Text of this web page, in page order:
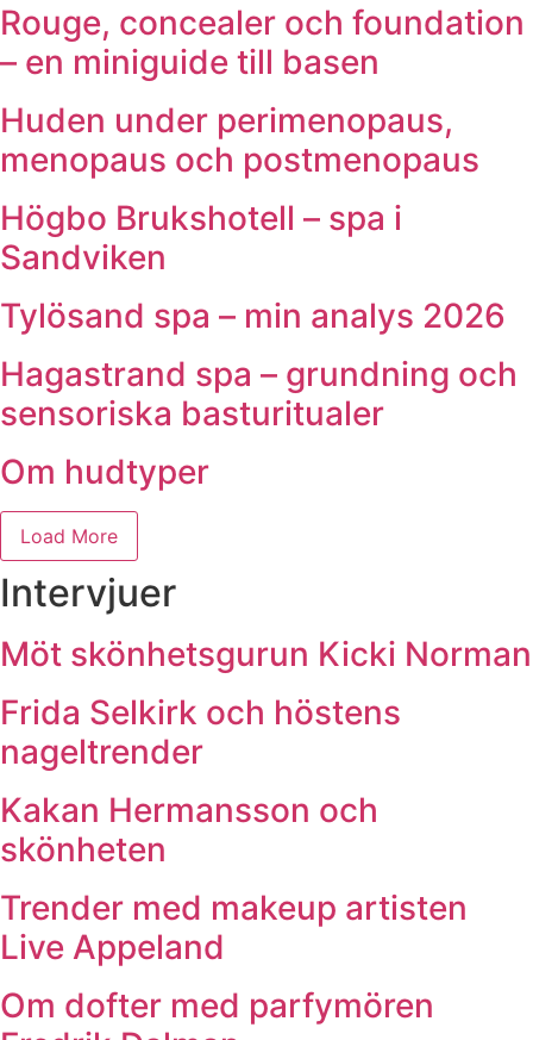
Rouge, concealer och foundation
– en miniguide till basen
Huden under perimenopaus,
menopaus och postmenopaus
Högbo Brukshotell – spa i
Sandviken
Tylösand spa – min analys 2026
Hagastrand spa – grundning och
sensoriska basturitualer
Om hudtyper
Load More
Intervjuer
Möt skönhetsgurun Kicki Norman
Frida Selkirk och höstens
nageltrender
Kakan Hermansson och
skönheten
Trender med makeup artisten
Live Appeland
Om dofter med parfymören